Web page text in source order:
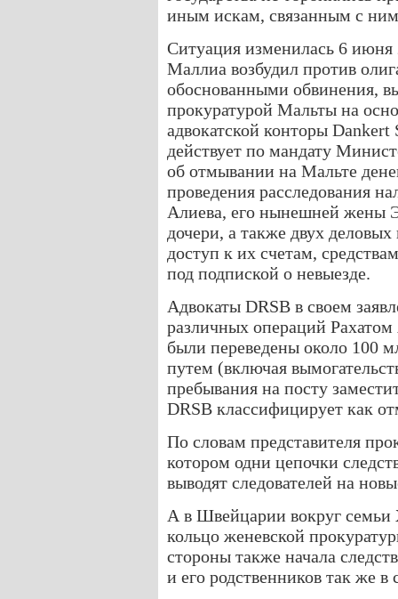
иным искам, связанным с
Ситуация изменилась 6 июня
Маллиа возбудил против
обоснованными обвинения,
прокуратурой Мальты на
адвокатской конторы
действует по мандату
об отмывании на Мальте
проведения расследования
Алиева, его нынешней жены
дочери, а также двух
доступ к их счетам,
под подпиской о невыезде.
Адвокаты DRSB в своем
различных операций
были переведены около 100
путем (включая
пребывания на посту
DRSB классифицирует как
По словам представителя
котором одни цепочки
выводят следователей на
А в Швейцарии вокруг семьи
кольцо женевской
стороны также начала
и его родственников так же в